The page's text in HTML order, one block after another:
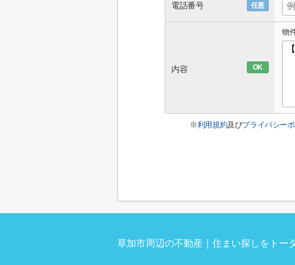
電話番号 任意
内容 OK
物
※利用規約及びプライバシー
草加市周辺の不動産｜住まい探しをトー